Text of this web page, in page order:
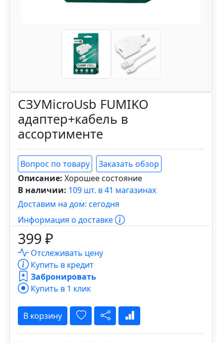
СЗУMicroUsb FUMIKO
адаптер+кабель в
ассортименте
Вопрос по товару
Заказать обзор
Описание: Хорошее состояние
В наличии: 109 шт. в 41 магазинах
Доставим на дом: сегодня
Информация о доставке
399 ₽
Отслеживать цену
Купить в кредит
Забронировать
Купить в 1 клик
В корзину